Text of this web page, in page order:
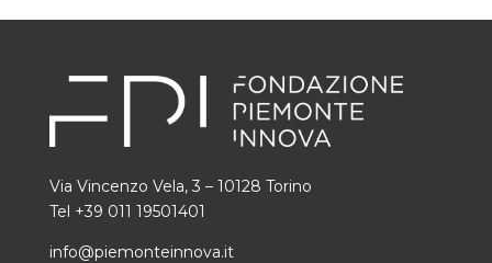
Via Vincenzo Vela, 3 – 10128 Torino
Tel +39 011 19501401
info@piemonteinnova.it